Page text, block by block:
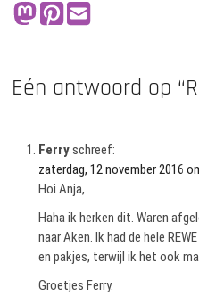
Eén antwoord op
Ferryschreef:
zaterdag, 12 november 2016
Hoi Anja,
Haha ik herken dit. Waren
naar Aken. Ik had de hele
en pakjes, terwijl ik het ook
Groetjes Ferry.